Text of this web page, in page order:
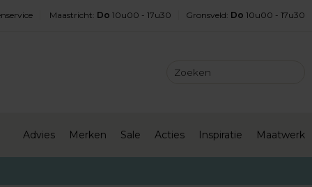
Maastricht: Do 10u00 - 17u30 Gronsveld: Do 10u00 - 17u30
Advies Merken Sale Acties Inspiratie Maatwerk